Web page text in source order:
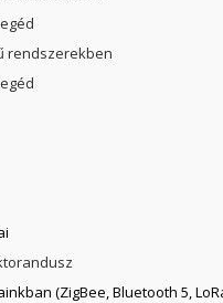
rendszerekben
(ZigBee, Bluetooth 5,